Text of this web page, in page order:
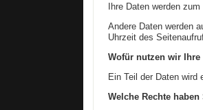
Ihre Daten werden
Andere Daten werden
Uhrzeit des
Wofür nutzen wir Ihre
Ein Teil der Daten wird
Welche Rechte